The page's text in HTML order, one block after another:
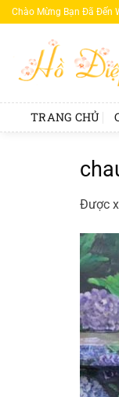
Bỏ
qua
dung
Chào Mừng Bạn Đã Đến
TRANG CHỦ
Được